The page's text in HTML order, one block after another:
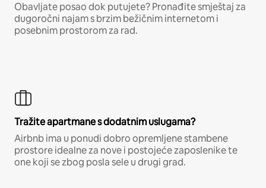
Obavljate posao dok putujete? Pronađite smještaj za
dugoročni najam s brzim bežičnim internetom i
posebnim prostorom za rad.
Tražite apartmane s dodatnim uslugama?
Airbnb ima u ponudi dobro opremljene stambene
prostore idealne za nove i postojeće zaposlenike te
one koji se zbog posla sele u drugi grad.